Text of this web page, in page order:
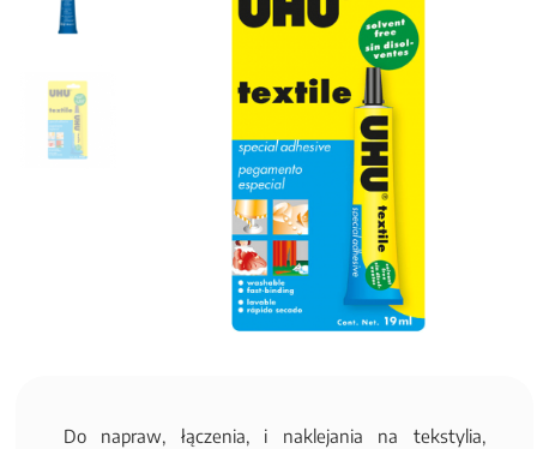
Do napraw, łączenia, i naklejania na tekstylia,